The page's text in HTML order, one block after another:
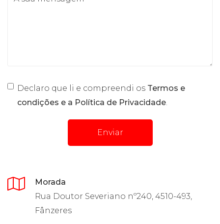
Declaro que li e compreendi os Termos e
condições e a Política de Privacidade
Enviar
Morada
Rua Doutor Severiano nº240, 4510-493,
Fânzeres